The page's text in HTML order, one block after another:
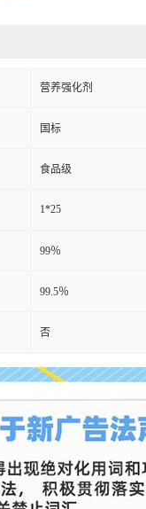
营养强化剂
国标
食品级
1*25
99％
99.5％
否